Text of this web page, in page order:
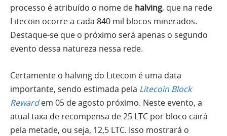
processo é atribuído o nome de halving, que na rede
Litecoin ocorre a cada 840 mil blocos minerados.
Destaque-se que o próximo será apenas o segundo
evento dessa natureza nessa rede.
Certamente o halving do Litecoin é uma data
importante, sendo estimada pela Litecoin Block
Rewardem 05 de agosto próximo. Neste evento, a
atual taxa de recompensa de 25 LTC por bloco cairá
pela metade, ou seja, 12,5 LTC. Isso mostrará o